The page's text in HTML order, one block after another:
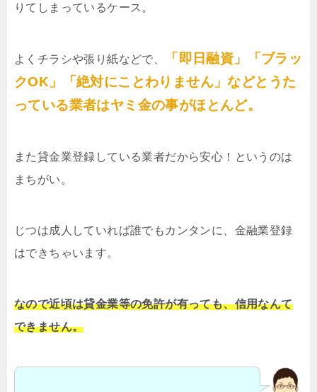
りてしまっているケース。
よくチラシや張り紙などで、
「即日融資」「ブラッ
クOK」「絶対にことわりません」などとうた
っている業者はヤミ金の事がほとんど。
また貸金業登録している業者だから安心！というのは
まちがい。
じつは成人していれば誰でもカンタンに、金融業登録
はできちゃいます。
なので近頃は貸金業等の免許が有っても、信用なんて
できません。